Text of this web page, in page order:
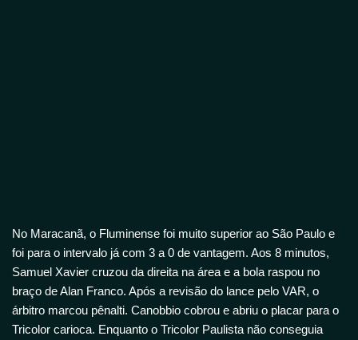
No Maracanã, o Fluminense foi muito superior ao São Paulo e
foi para o intervalo já com 3 a 0 de vantagem. Aos 8 minutos,
Samuel Xavier cruzou da direita na área e a bola raspou no
braço de Alan Franco. Após a revisão do lance pelo VAR, o
árbitro marcou pênalti. Canobbio cobrou e abriu o placar para o
Tricolor carioca. Enquanto o Tricolor Paulista não conseguia